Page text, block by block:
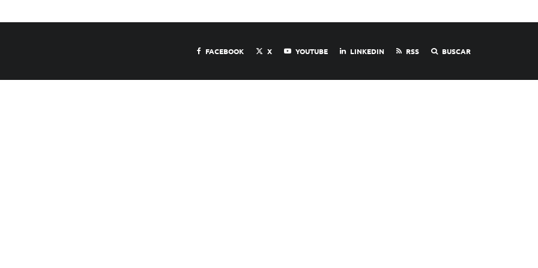
FACEBOOK X YOUTUBE LINKEDIN RSS BUSCAR